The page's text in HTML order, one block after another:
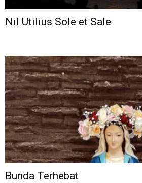
Nil Utilius Sole et Sale
Bunda Terhebat